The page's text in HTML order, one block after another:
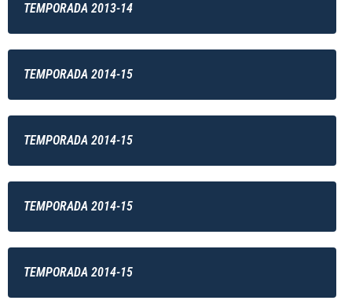
TEMPORADA 2013-14
TEMPORADA 2014-15
TEMPORADA 2014-15
TEMPORADA 2014-15
TEMPORADA 2014-15